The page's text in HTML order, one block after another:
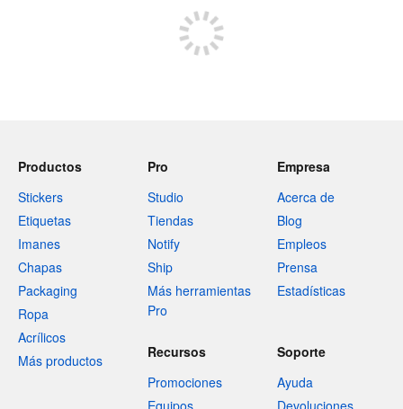
Productos
Stickers
Etiquetas
Imanes
Chapas
Packaging
Ropa
Acrílicos
Más productos
Pro
Studio
Tiendas
Notify
Ship
Más herramientas
Pro
Empresa
Acerca de
Blog
Empleos
Prensa
Estadísticas
Recursos
Promociones
Equipos
Soporte
Ayuda
Devoluciones